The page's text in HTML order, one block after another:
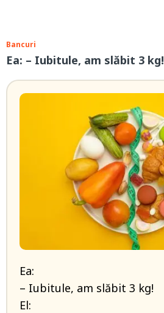
Bancuri
Ea: – Iubitule, am slăbit 3 kg!
Ea:
– Iubitule, am slăbit 3 kg!
El: